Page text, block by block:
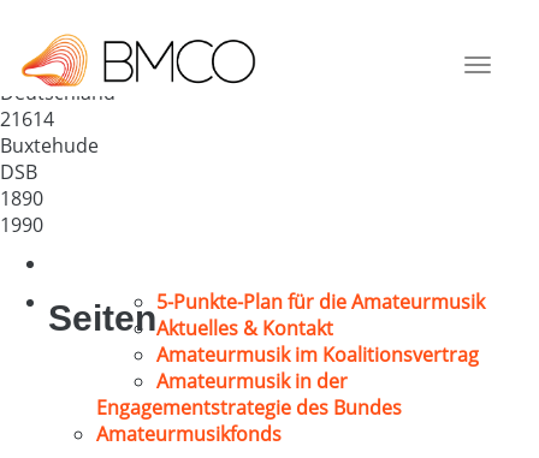
Toggle
e.V.
Deutschland
21614
Buxtehude
DSB
1890
1990
Seiten5-Punkte-Plan für die Amateurmusik
Aktuelles & Kontakt
Amateurmusik im Koalitionsvertrag
Amateurmusik in der
Engagementstrategie des Bundes
Amateurmusikfonds